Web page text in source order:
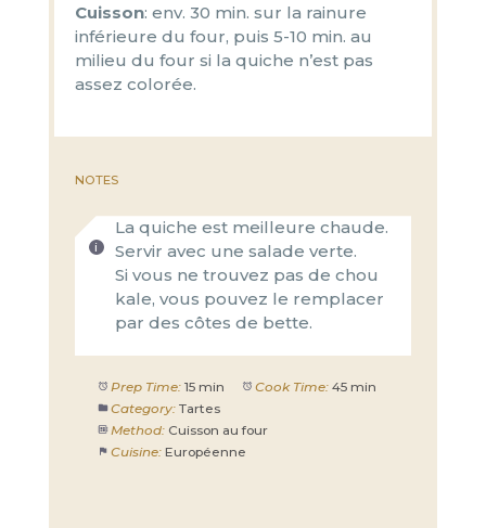
Cuisson: env. 30 min. sur la rainure
inférieure du four, puis 5-10 min. au
milieu du four si la quiche n’est pas
assez colorée.
NOTES
La quiche est meilleure chaude.
Servir avec une salade verte.
Si vous ne trouvez pas de chou
kale, vous pouvez le remplacer
par des côtes de bette.
Prep Time: 15 min Cook Time: 45 min
Category: Tartes
Method: Cuisson au four
Cuisine: Européenne